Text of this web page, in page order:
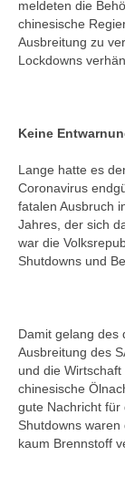
meldeten die
chinesische
Ausbreitung zu
Lockdowns
Keine
Lange hatte es
Coronavirus
fatalen Ausbruch
Jahres, der sich
war die
Shutdowns und
Damit gelang des
Ausbreitung des
und die
chinesische
gute Nachricht für
Shutdowns
kaum Brennstoff